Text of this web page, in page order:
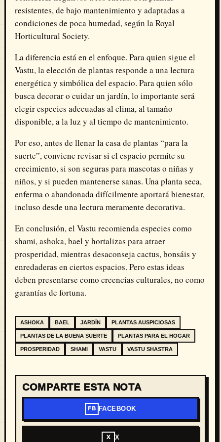
resistentes, de bajo mantenimiento y adaptadas a
condiciones de poca humedad, según la Royal
Horticultural Society.
La diferencia está en el enfoque. Para quien sigue el
Vastu, la elección de plantas responde a una lectura
energética y simbólica del espacio. Para quien sólo
busca decorar o cuidar un jardín, lo importante será
elegir especies adecuadas al clima, al tamaño
disponible, a la luz y al tiempo de mantenimiento.
Por eso, antes de llenar la casa de plantas “para la
suerte”, conviene revisar si el espacio permite su
crecimiento, si son seguras para mascotas o niñas y
niños, y si pueden mantenerse sanas. Una planta seca,
enferma o abandonada difícilmente aportará bienestar,
incluso desde una lectura meramente decorativa.
En conclusión, el Vastu recomienda especies como
shami, ashoka, bael y hortalizas para atraer
prosperidad, mientras desaconseja cactus, bonsáis y
enredaderas en ciertos espacios. Pero estas ideas
deben presentarse como creencias culturales, no como
garantías de fortuna.
ASHOKA BAEL JARDÍN PLANTAS AUSPICIOSAS
PLANTAS DE LA BUENA SUERTE PLANTAS PARA EL HOGAR
PROSPERIDAD SHAMI VASTU VASTU SHASTRA
COMPARTE ESTA NOTA
FB FACEBOOK
X X